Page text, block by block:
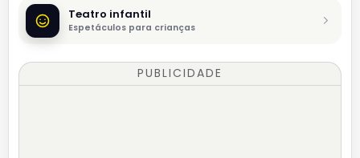
Teatro infantil
Espetáculos para crianças
PUBLICIDADE